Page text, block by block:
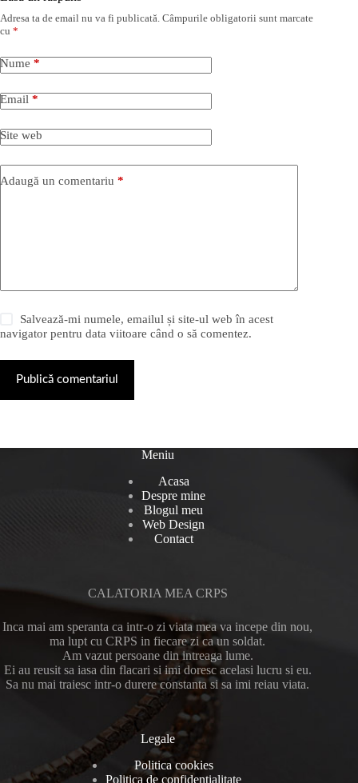
Adresa ta de email nu va fi publicată. Câmpurile obligatorii sunt marcate
cu *
Nume *
Email *
Site web
Adaugă un comentariu *
Salvează-mi numele, emailul și site-ul web în acest
navigator pentru data viitoare când o să comentez.
Publică comentariul
Meniu
Acasa
Despre mine
Blogul meu
Web Design
Contact
CALATORIA MEA CRPS
Inca mai am speranta ca intr-o zi viata mea va incepe din nou,
ma lupt cu CRPS in fiecare zi ca un soldat.
Am vazut persoane din intreaga lume.
Ei au reusit sa iasa din flacari si imi doresc acelasi lucru si eu.
Sa nu mai traiesc intr-o durere constanta si sa imi reiau viata.
Legale
Politica cookies
Politica de confidentialitate